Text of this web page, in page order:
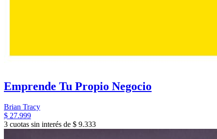
Emprende Tu Propio Negocio
Brian Tracy
$ 27.999
3 cuotas sin interés de $ 9.333